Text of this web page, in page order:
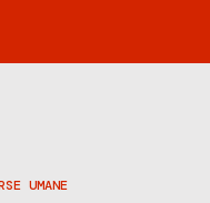
UMANE